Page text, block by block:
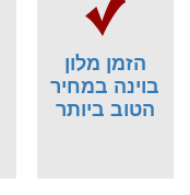
הזמן מלון
בוינה במחיר
הטוב ביותר